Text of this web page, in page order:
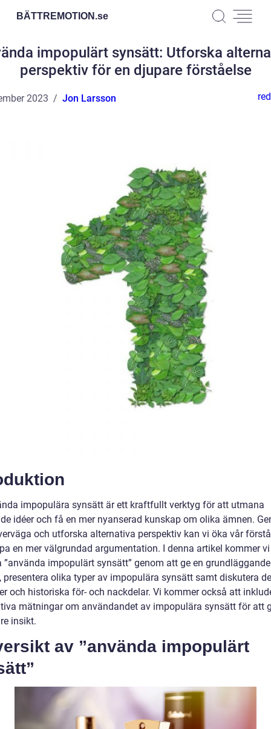
BÄTTREMOTION.se
impopulärt synsätt: Utforska
perspektiv för en djupare förståelse
2023 Jon Larsson
impopulära synsätt är ett kraftfullt verktyg för att utmana
idéer och få en mer nyanserad kunskap om olika ämnen.
och utforska alternativa perspektiv kan vi öka vår
en mer välgrundad argumentation. I denna artikel kommer
”använda impopulärt synsätt” genom att ge en grundläggande
presentera olika typer av impopulära synsätt samt diskutera
och historiska för- och nackdelar. Vi kommer också att
mätningar om användandet av impopulära synsätt för att
insikt.
av ”använda impopulärt